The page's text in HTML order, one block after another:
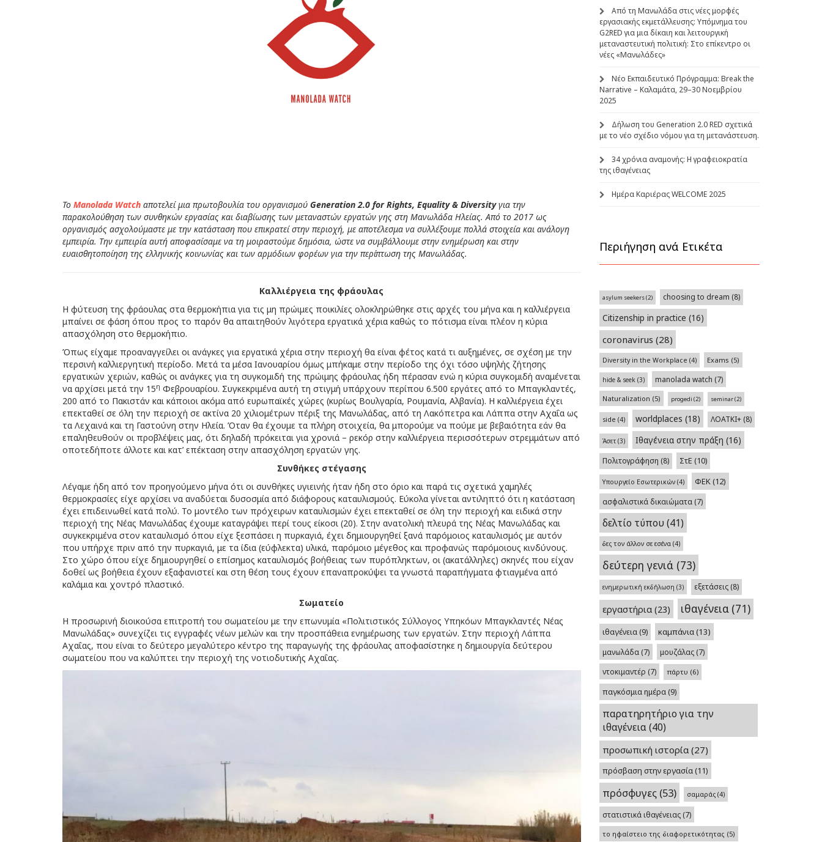
To Manolada Watch αποτελεί μια πρωτοβουλία του οργανισμού Generation 2.0 for Rights, Equality & Diversityγια την
παρακολούθηση των συνθηκών εργασίας και διαβίωσης των μεταναστών εργατών γης στη Μανωλάδα Ηλείας. Από το 2017 ως
οργανισμός ασχολούμαστε με την κατάσταση που επικρατεί στην περιοχή, με αποτέλεσμα να συλλέξουμε πολλά στοιχεία και ανάλογη
εμπειρία. Την εμπειρία αυτή αποφασίσαμε να τη μοιραστούμε δημόσια, ώστε να συμβάλλουμε στην ενημέρωση και στην
ευαισθητοποίηση της ελληνικής κοινωνίας και των αρμόδιων φορέων για την περίπτωση της Μανωλάδας.
Καλλιέργεια της φράουλας
Η φύτευση της φράουλας στα θερμοκήπια για τις μη πρώιμες ποικιλίες ολοκληρώθηκε στις αρχές του μήνα και η καλλιέργεια
μπαίνει σε φάση όπου προς το παρόν θα απαιτηθούν λιγότερα εργατικά χέρια καθώς το πότισμα είναι πλέον η κύρια
απασχόληση στο θερμοκήπιο.
Όπως είχαμε προαναγγείλει οι ανάγκες για εργατικά χέρια στην περιοχή θα είναι φέτος κατά τι αυξημένες, σε σχέση με την
περσινή καλλιεργητική περίοδο. Μετά τα μέσα Ιανουαρίου όμως μπήκαμε στην περίοδο της όχι τόσο υψηλής ζήτησης
εργατικών χεριών, καθώς οι ανάγκες για τη συγκομιδή της πρώιμης φράουλας ήδη πέρασαν ενώ η κύρια συγκομιδή αναμένεται
να αρχίσει μετά την 15η Φεβρουαρίου. Συγκεκριμένα αυτή τη στιγμή υπάρχουν περίπου 6.500 εργάτες από το Μπαγκλαντές,
200 από το Πακιστάν και κάποιοι ακόμα από ευρωπαϊκές χώρες (κυρίως Βουλγαρία, Ρουμανία, Αλβανία). Η καλλιέργεια έχει
επεκταθεί σε όλη την περιοχή σε ακτίνα 20 χιλιομέτρων πέριξ της Μανωλάδας, από τη Λακόπετρα και Λάππα στην Αχαΐα ως
τα Λεχαινά και τη Γαστούνη στην Ηλεία. Όταν θα έχουμε τα πλήρη στοιχεία, θα μπορούμε να πούμε με βεβαιότητα εάν θα
επαληθευθούν οι προβλέψεις μας, ότι δηλαδή πρόκειται για χρονιά – ρεκόρ στην καλλιέργεια περισσότερων στρεμμάτων από
οποτεδήποτε άλλοτε και κατ’ επέκταση στην απασχόληση εργατών γης.
Συνθήκες στέγασης
Λέγαμε ήδη από τον προηγούμενο μήνα ότι οι συνθήκες υγιεινής ήταν ήδη στο όριο και παρά τις σχετικά χαμηλές
θερμοκρασίες είχε αρχίσει να αναδύεται δυσοσμία από διάφορους καταυλισμούς. Εύκολα γίνεται αντιληπτό ότι η κατάσταση
έχει επιδεινωθεί κατά πολύ. Το μοντέλο των πρόχειρων καταυλισμών έχει επεκταθεί σε όλη την περιοχή και ειδικά στην
περιοχή της Νέας Μανωλάδας έχουμε καταγράψει περί τους είκοσι (20). Στην ανατολική πλευρά της Νέας Μανωλάδας και
συγκεκριμένα στον καταυλισμό όπου είχε ξεσπάσει η πυρκαγιά, έχει δημιουργηθεί ξανά παρόμοιος καταυλισμός με αυτόν
που υπήρχε πριν από την πυρκαγιά, με τα ίδια (εύφλεκτα) υλικά, παρόμοιο μέγεθος και προφανώς παρόμοιους κινδύνους.
Στο χώρο όπου είχε δημιουργηθεί ο επίσημος καταυλισμός βοήθειας των πυρόπληκτων, οι (ακατάλληλες) σκηνές που είχαν
δοθεί ως βοήθεια έχουν εξαφανιστεί και στη θέση τους έχουν επαναπροκύψει τα γνωστά παραπήγματα φτιαγμένα από
καλάμια και χοντρό πλαστικό.
Σωματείο
Η προσωρινή διοικούσα επιτροπή του σωματείου με την επωνυμία «Πολιτιστικός Σύλλογος Υπηκόων Μπαγκλαντές Νέας
Μανωλάδας» συνεχίζει τις εγγραφές νέων μελών και την προσπάθεια ενημέρωσης των εργατών. Στην περιοχή Λάππα
Αχαΐας, που είναι το δεύτερο μεγαλύτερο κέντρο της παραγωγής της φράουλας αποφασίστηκε η δημιουργία δεύτερου
σωματείου που να καλύπτει την περιοχή της νοτιοδυτικής Αχαΐας.
Από τη Μανωλάδα στις νέες μορφές
εργασιακής εκμετάλλευσης: Υπόμνημα του
G2RED για μια δίκαιη και λειτουργική
μεταναστευτική πολιτική: Στο επίκεντρο οι
νέες «Μανωλάδες»
Νέο Εκπαιδευτικό Πρόγραμμα: Break the
Narrative – Καλαμάτα, 29–30 Νοεμβρίου
2025
Δήλωση του Generation 2.0 RED σχετικά
με το νέο σχέδιο νόμου για τη μετανάστευση.
34 χρόνια αναμονής: Η γραφειοκρατία
της ιθαγένειας
Ημέρα Καριέρας WELCOME 2025
Περιήγηση ανά Ετικέτα
asylum seekers(2) choosing to dream (8)
Citizenship in practice (16)
coronavirus (28)
Diversity in the Workplace (4) Exams (5)
hide & seek(3) manolada watch (7)
Naturalization (5) progedi (2) seminar(2)
side (4) worldplaces (18) ΛΟΑΤΚΙ+(8)
Άσετ(3) Ιθαγένεια στην πράξη (16)
Πολιτογράφηση (8) ΣτΕ (10)
Υπουργείο Εσωτερικών(4) ΦΕΚ(12)
ασφαλιστικά δικαιώματα (7)
δελτίο τύπου (41)
δες τον άλλον σε εσένα(4)
δεύτερη γενιά(73)
ενημερωτική εκδήλωση (3) εξετάσεις(8)
εργαστήρια(23) ιθαγένεια(71)
ιθαγένεια(9) καμπάνια(13)
μανωλάδα (7) μουζάλας(7)
ντοκιμαντέρ (7) πάρτυ (6)
παγκόσμια ημέρα(9)
παρατηρητήριο για την
ιθαγένεια(40)
προσωπική ιστορία(27)
πρόσβαση στην εργασία(11)
πρόσφυγες(53) σαμαράς(4)
στατιστικά ιθαγένειας(7)
το ηφαίστειο της διαφορετικότητας (5)